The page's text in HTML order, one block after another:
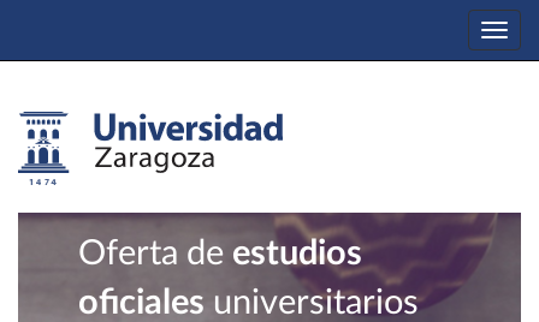
Oferta de estudios
oficiales universitarios